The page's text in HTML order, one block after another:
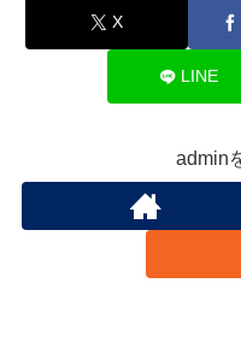
X
LINE
admin